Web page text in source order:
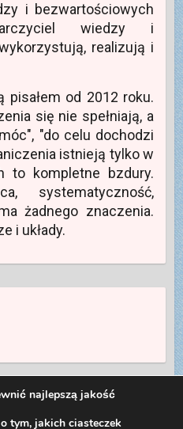
i bezwartościowych
wiedzy i
realizują i
pisałem od 2012 roku.
się nie spełniają, a
"do celu dochodzi
istnieją tylko w
to kompletne bzdury.
systematyczność,
żadnego znaczenia.
i układy.
najlepszą jakość
tym, jakich ciasteczek